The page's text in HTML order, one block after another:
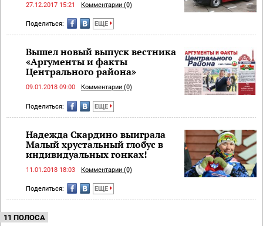
27.12.2017 15:21 Комментарии (0)
Поделиться: ЕЩЕ
Вышел новый выпуск вестника
«Аргументы и факты
Центрального района»
09.01.2018 09:00 Комментарии (0)
Поделиться: ЕЩЕ
Надежда Скардино выиграла
Малый хрустальный глобус в
индивидуальных гонках!
11.01.2018 18:03 Комментарии (0)
Поделиться: ЕЩЕ
11 ПОЛОСА